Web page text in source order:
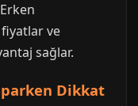
ve
sağlar.
Dikkat